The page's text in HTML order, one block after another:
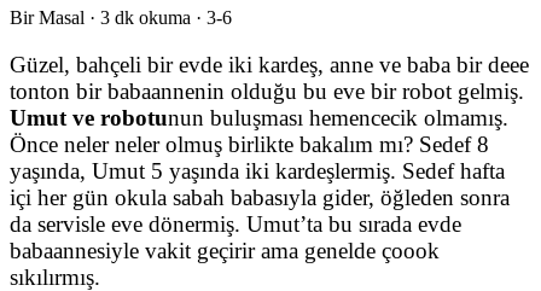
Bir Masal · 3 dk okuma · 3-6
Güzel, bahçeli bir evde iki kardeş, anne ve baba bir deee
tonton bir babaannenin olduğu bu eve bir robot gelmiş.
Umut ve robotunun buluşması hemencecik olmamış.
Önce neler neler olmuş birlikte bakalım mı? Sedef 8
yaşında, Umut 5 yaşında iki kardeşlermiş. Sedef hafta
içi her gün okula sabah babasıyla gider, öğleden sonra
da servisle eve dönermiş. Umut’ta bu sırada evde
babaannesiyle vakit geçirir ama genelde çoook
sıkılırmış.